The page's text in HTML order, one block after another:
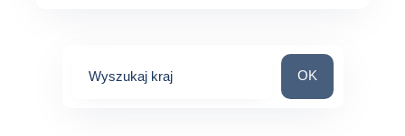
Wyszukaj kraj Wyszukaj kraj
OK